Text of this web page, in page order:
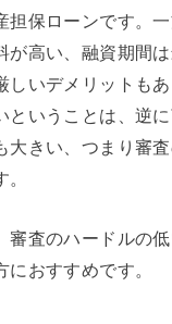
担保ローンです。
が高い、融資期間
しいデメリットもあ
ということは、逆
大きい、つまり審
審査のハードルの
におすすめです。